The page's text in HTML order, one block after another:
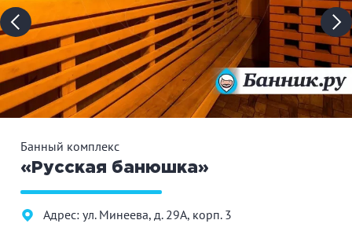
Банный комплекс
«Русская банюшка»
Адрес: ул. Минеева, д. 29А, корп. 3